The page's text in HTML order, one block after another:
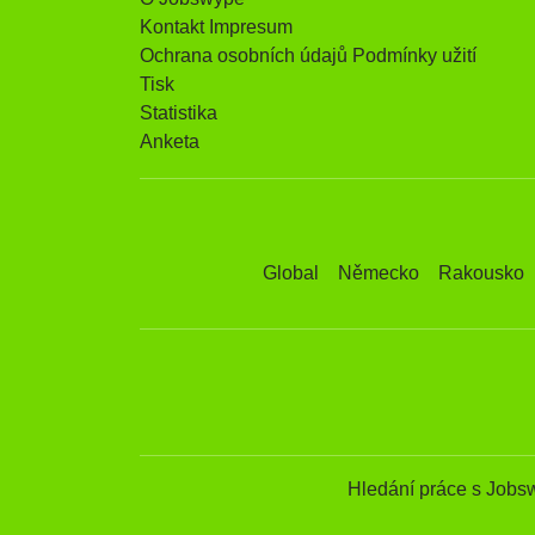
Kontakt Impresum
Ochrana osobních údajů Podmínky užití
Tisk
Statistika
Anketa
Global Německo Rakousko
Hledání práce s